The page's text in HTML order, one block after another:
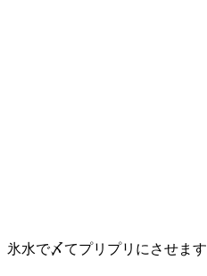
氷水で〆てプリプリにさせます